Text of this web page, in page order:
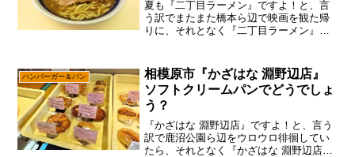
夏も『二丁目ラーメン』ですよ！と、言
う訳でまたまた橋本ら辺で映画を観た帰
りに、それとなく『二丁目ラーメン』で
まあ、ネタバレは避けたいトコロなの
で、話を『二丁目ラーメン』...
ハンバーガー＆パン
相模原市『かざはな 淵野辺店』
ソフトクリームパンでどうでしょ
う？
『かざはな 淵野辺店』ですよ！と、言う
訳で鹿沼公園ら辺をウロウロ徘徊してい
たら、それとなく『かざはな 淵野辺店』